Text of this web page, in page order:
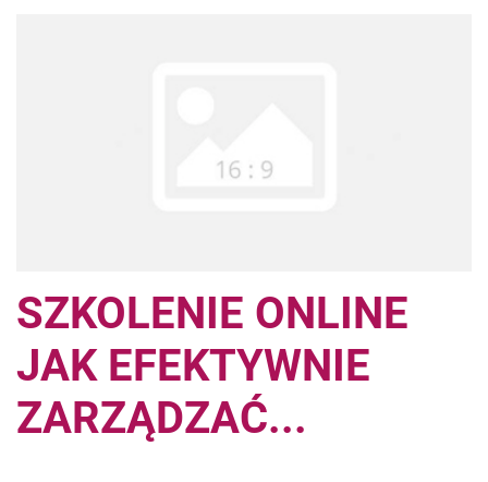
SZKOLENIE ONLINE
JAK EFEKTYWNIE
ZARZĄDZAĆ...